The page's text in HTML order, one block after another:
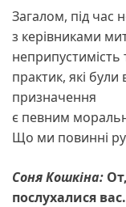
Загалом, під час
з керівниками
практик, які
призначення
є певним
Що ми повинні
Соня Кошкіна:
послухалися